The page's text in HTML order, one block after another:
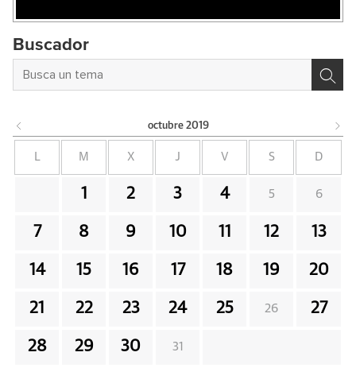
Buscador
octubre 2019
M X J V S D
1 2 3 4 5 6
7 8 9 10 11 12 13
14 15 16 17 18 19 20
21 22 23 24 25 26 27
28 29 30 31